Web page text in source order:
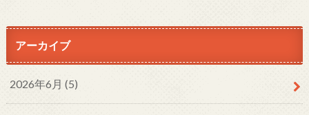
アーカイブ
2026年6月 (5)